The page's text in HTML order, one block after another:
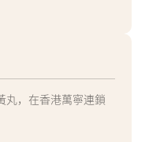
丸，在香港萬寧連鎖